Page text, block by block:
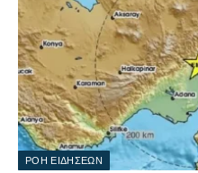
ΡΟΗ ΕΙΔΗΣΕΩΝ